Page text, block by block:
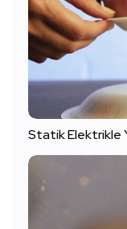
Statik Elektrikle